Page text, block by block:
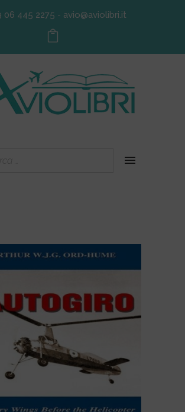
06 445 2275 - avio@aviolibri.it